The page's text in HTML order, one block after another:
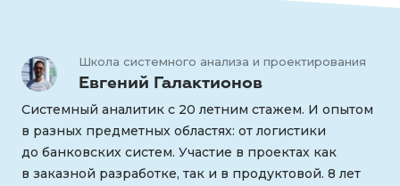
Школа системного анализа и проектирования
Евгений Галактионов
Системный аналитик с 20 летним стажем. И опытом
в разных предметных областях: от логистики
до банковских систем. Участие в проектах как
в заказной разработке, так и в продуктовой. 8 лет